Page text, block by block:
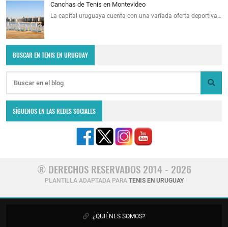
Canchas de Tenis en Montevideo
La capital uruguaya cuenta con una variada oferta deportiva…
BUSCAR EN TENIS EN URUGUAY
SÍGUENOS EN LAS REDES SOCIALES
® DERECHOS RESERVADOS 2014 - 2026
PLANTILLA ADAPTADA PARA TENIS EN URUGUAY
¿QUIÉNES SOMOS?